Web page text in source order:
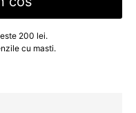
200 lei.
cu masti.